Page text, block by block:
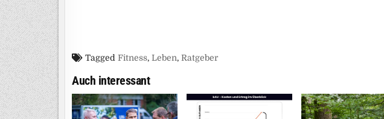
Tagged Fitness, Leben, Ratgeber
Auch interessant